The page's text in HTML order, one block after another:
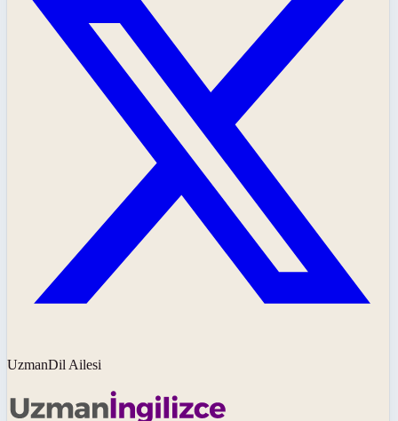
UzmanDil Ailesi